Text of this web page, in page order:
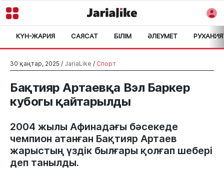
КҮН-ЖАРИЯ САЯСАТ БІЛІМ ӘЛЕУМЕТ >
30 қаңтар, 2025 / JariaLike / Спорт
Бақтияр Артаевқа Вэл Баркер
кубогы қайтарылды
2004 жылы Афинадағы бәсекеде
чемпион атанған Бақтияр Артаев
жарыстың үздік былғары қолғап шебері
деп танылды.